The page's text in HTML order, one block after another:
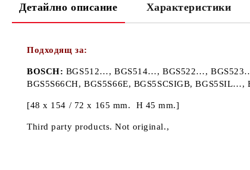
Детайлно описание Характеристики
Подходящ за:
BOSCH: BGS512…, BGS514…, BGS522…,
BGS5S66CH, BGS5S66E, BGS5SCSIGB,
[48 x 154 / 72 x 165 mm. H 45 mm.]
Third party products. Not original.,